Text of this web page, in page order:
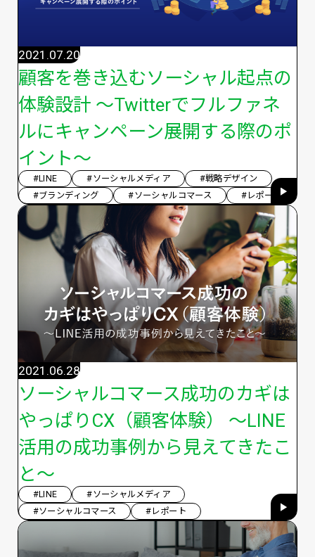
顧客を巻き込むソーシャル起点の
体験設計 ～Twitterでフルファネ
ルにキャンペーン展開する際のポ
イント〜
2021.07.20
#LINE #ソーシャルメディア
#戦略デザイン
#ブランディング
#ソーシャルコマース #レポート
ソーシャルコマース成功のカギは
やっぱりCX（顧客体験） 〜LINE
活用の成功事例から見えてきたこ
と〜
2021.06.28
#LINE
#ソーシャルメディア
#ソーシャルコマース
#レポート